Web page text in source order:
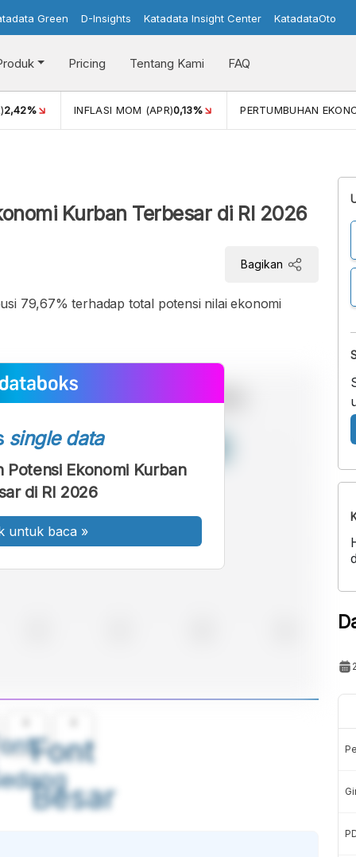
Green D-Insights Katadata Insight Center KatadataOto
Pricing Tentang Kami FAQ
2,42% INFLASI MOM (APR)0,13% PERTUMBUHAN
Kurban Terbesar di RI 2026
Bagikan
79,67% terhadap total potensi nilai ekonomi
Font
Besar
single data
Potensi Ekonomi Kurban
di RI 2026
untuk baca »